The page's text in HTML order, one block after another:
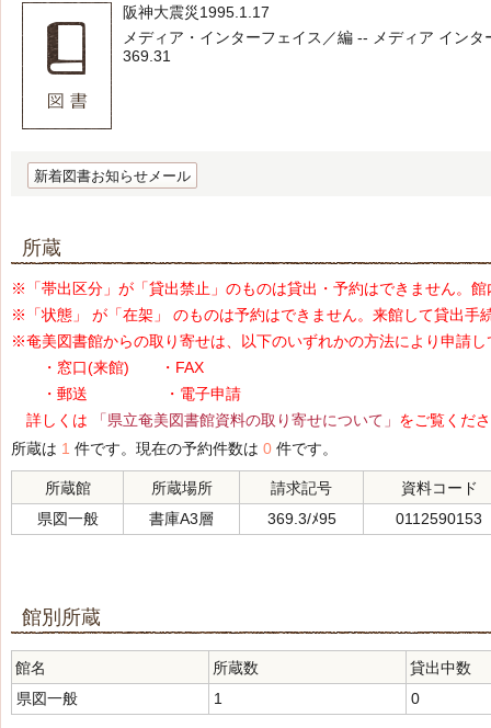
阪神大震災1995.1.17
メディア・インターフェイス／編 -- メディア イン
369.31
新着図書お知らせメール
所蔵
※「帯出区分」が「貸出禁止」のものは貸出・予約はできません。
※「状態」 が「在架」 のものは予約はできません。来館して貸出手
※奄美図書館からの取り寄せは、以下のいずれかの方法により申請し
・窓口(来館) ・FAX
・郵送 ・電子申請
詳しくは
「県立奄美図書館資料の取り寄せについて」 をご覧くだ
所蔵は 1 件です。現在の予約件数は 0 件です。
所蔵館 所蔵場所 請求記号
資料コード
県図一般
書庫A3層 369.3/ﾒ95 0112590153
館別所蔵
館名 所蔵数
貸出中数
県図一般
1 0